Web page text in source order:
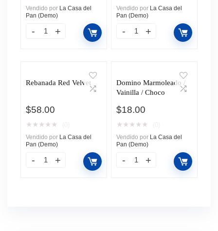
Vendido por La Casa del
Pan (Demo)
Vendido por La Casa del
Pan (Demo)
Rebanada Red Velvet
$58.00
★ ★ ★ ★ ★
Vendido por La Casa del
Pan (Demo)
Domino Marmoleado /
Vainilla / Choco
$18.00
★ ★ ★ ★ ★
Vendido por La Casa del
Pan (Demo)